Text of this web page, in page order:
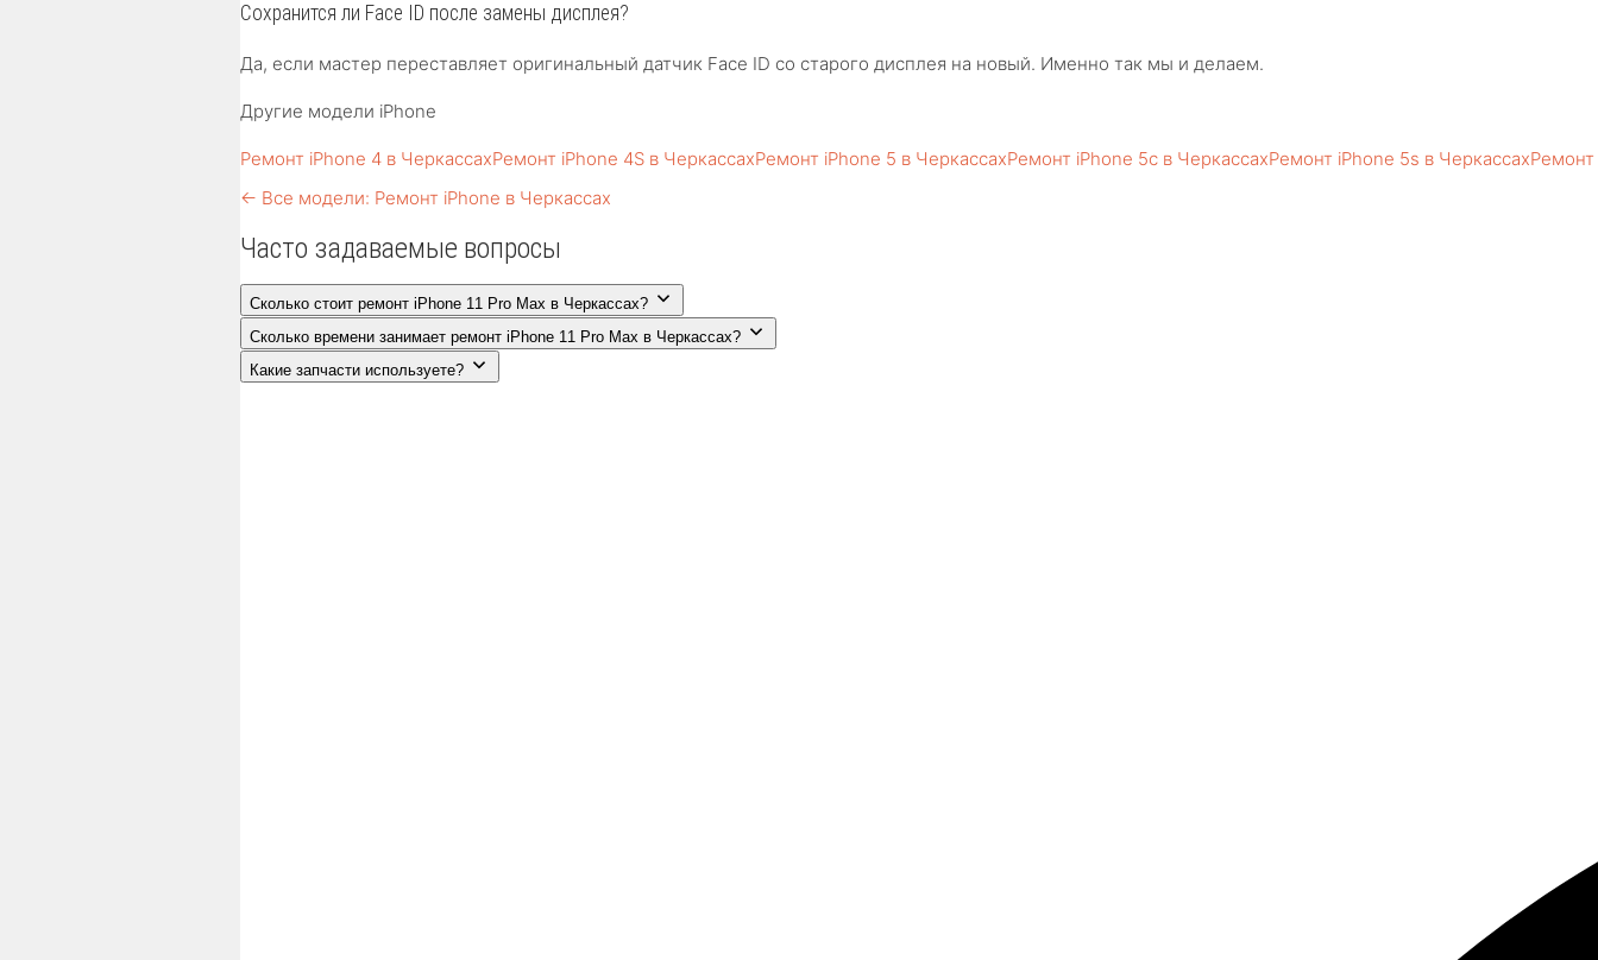
Сохранится ли Face ID после замены дисплея?
Да, если мастер переставляет оригинальный датчик Face ID со старого дисплея на новый. Именно так мы и делаем.
Другие модели iPhone
Ремонт iPhone 4 в ЧеркассахРемонт iPhone 4S в ЧеркассахРемонт iPhone 5 в ЧеркассахРемонт iPhone 5c в ЧеркассахРемонт iPhone 5s в ЧеркассахРемонт
← Все модели: Ремонт iPhone в Черкассах
Часто задаваемые вопросы
Сколько стоит ремонт iPhone 11 Pro Max в Черкассах?
Сколько времени занимает ремонт iPhone 11 Pro Max в Черкассах?
Какие запчасти используете?